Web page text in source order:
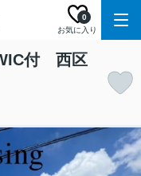
お気に入り
0
付 西区